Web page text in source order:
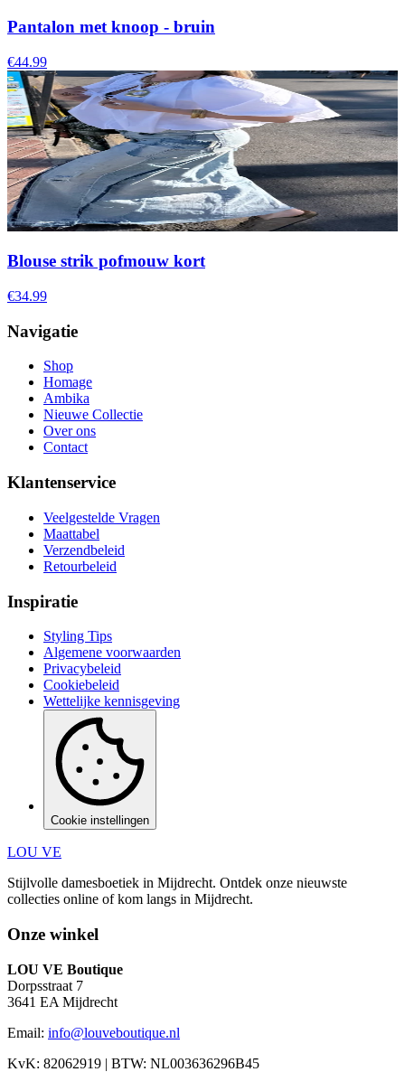
Pantalon met knoop - bruin
€44.99
Blouse strik pofmouw kort
€34.99
Navigatie
Shop
Homage
Ambika
Nieuwe Collectie
Over ons
Contact
Klantenservice
Veelgestelde Vragen
Maattabel
Verzendbeleid
Retourbeleid
Inspiratie
Styling Tips
Algemene voorwaarden
Privacybeleid
Cookiebeleid
Wettelijke kennisgeving
Cookie instellingen
LOU VE
Stijlvolle damesboetiek in Mijdrecht. Ontdek onze nieuwste
collecties online of kom langs in Mijdrecht.
Onze winkel
LOU VE Boutique
Dorpsstraat 7
3641 EA Mijdrecht
Email: info@louveboutique.nl
KvK: 82062919 | BTW: NL003636296B45